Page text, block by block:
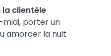
la clientèle
midi, porter un
amorcer la nuit